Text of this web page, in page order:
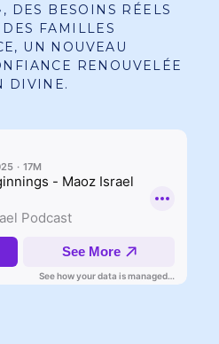
DES BESOINS RÉELS
FAMILLES
UN NOUVEAU
RENOUVELÉE
DIVINE.